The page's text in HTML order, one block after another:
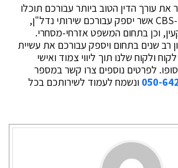
את עורך הדין הטוב ביותר עבורכם תוכלו
לפנות למשרדו CBS-Law אשר יספק עבורכם שירותי נדל"ן,
וכן בתחום המשפט אזרחי-מסחרי.
רב שנים בתחום ויספק עבורכם את עשיית
ולקוח שלנו תוך ליווי צמוד ואישי
לפרטים נוספים צרו קשר במספר
050-ונשמח לעמוד לשירותכם בכל